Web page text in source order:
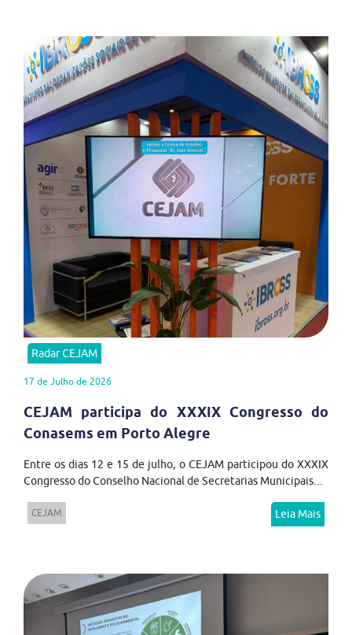
Radar CEJAM
17 de Julho de 2026
CEJAM participa do XXXIX Congresso do
Conasems em Porto Alegre
Entre os dias 12 e 15 de julho, o CEJAM participou do XXXIX
Congresso do Conselho Nacional de Secretarias Municipais...
CEJAM Leia Mais